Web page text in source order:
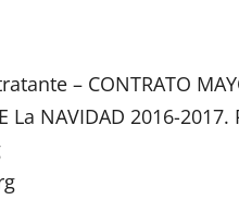
– CONTRATO
La NAVIDAD 2016-2017.